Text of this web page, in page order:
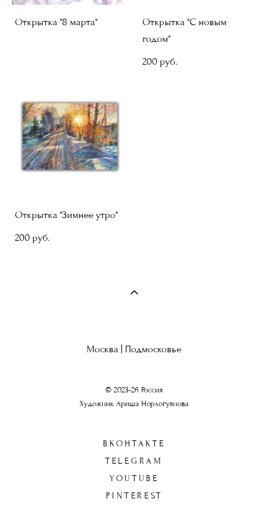
Открытка "8 марта"
Открытка "С новым
годом"
200 pуб.
Открытка "Зимнее утро"
200 pуб.
Москва | Подмосковье
© 2023-26 Россия
Художник Ариша Норлогуянова
ВКОНТАКТЕ
TELEGRAM
YOUTUBE
PINTEREST